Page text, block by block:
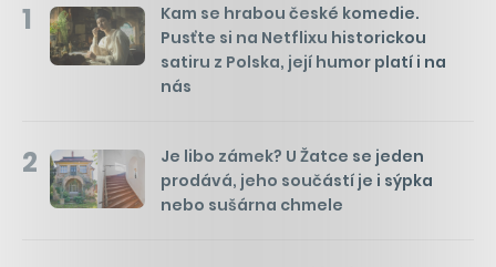
1
Kam se hrabou české komedie.
Pusťte si na Netflixu historickou
satiru z Polska, její humor platí i na
nás
2
Je libo zámek? U Žatce se jeden
prodává, jeho součástí je i sýpka
nebo sušárna chmele